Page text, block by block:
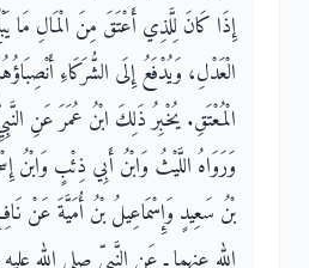
إِذَا كَانَ لِلَّذِي أَعْتَقَ مِنَ الْمَالِ مَا
الْعَدْلِ، وَيُدْفَعُ إِلَى الشُّرَكَاءِ
الْمُعْتَقِ‏.‏ يُخْبِرُ ذَلِكَ ابْنُ عُمَرَ عَنِ
وَرَوَاهُ اللَّيْثُ وَابْنُ أَبِي ذِئْبٍ وَابْنُ
بْنُ سَعِيدٍ وَإِسْمَاعِيلُ بْنُ أُمَيَّةَ عَنْ
الله عنهما ـ عَنِ النَّبِيِّ صلى الله